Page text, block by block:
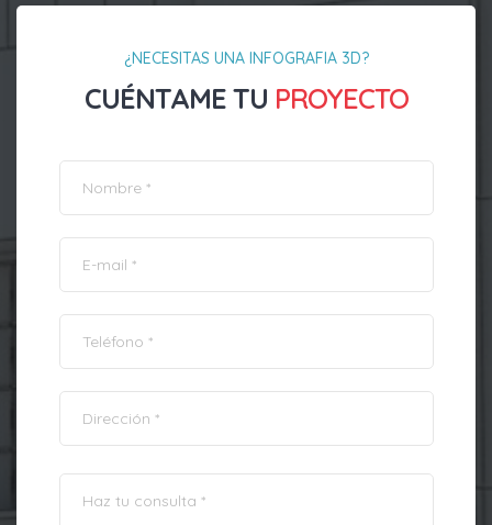
¿NECESITAS UNA INFOGRAFIA 3D?
CUÉNTAME TU PROYECTO